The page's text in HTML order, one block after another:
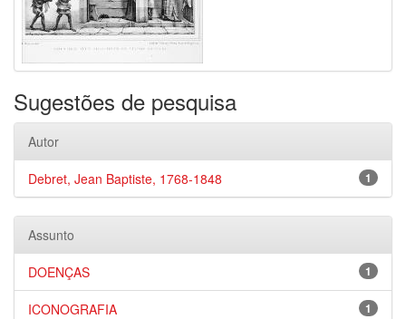
Sugestões de pesquisa
Autor
1
Debret, Jean Baptiste, 1768-1848
Assunto
1
DOENÇAS
1
ICONOGRAFIA